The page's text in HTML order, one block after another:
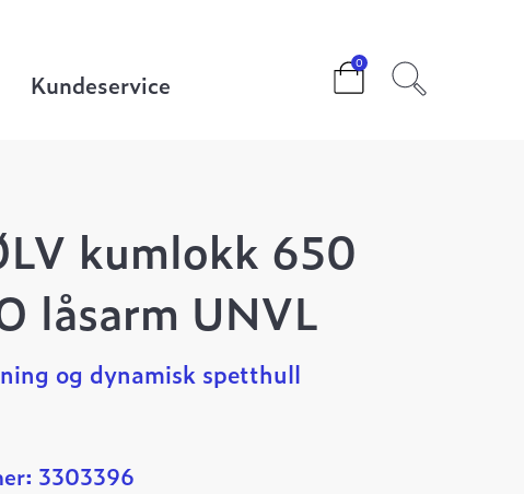
0
Kundeservice
kumlokk 650
låsarm UNVL
og dynamisk spetthull
3303396